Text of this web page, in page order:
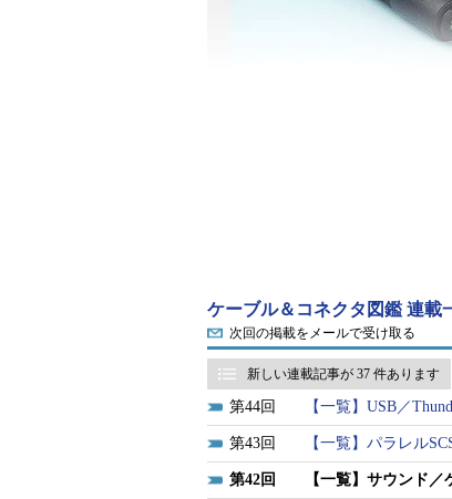
ケーブル＆コネクタ図鑑 連載
次回の掲載をメールで受け取る
新しい連載記事が 37 件あります
44 【一覧】USB／
43 【一覧】パラレル
42 【一覧】サウンド